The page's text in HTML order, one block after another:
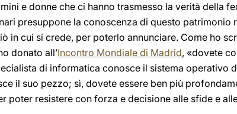
e donne che ci hanno trasmesso la verità della
presuppone la conoscenza di questo patrimonio
in cui si crede, per poterlo annunciare. Come ho
donato all’Incontro Mondiale di Madrid, «dovete
di informatica conosce il sistema operativo
il suo pezzo; sì, dovete essere ben più
poter resistere con forza e decisione alle sfide e